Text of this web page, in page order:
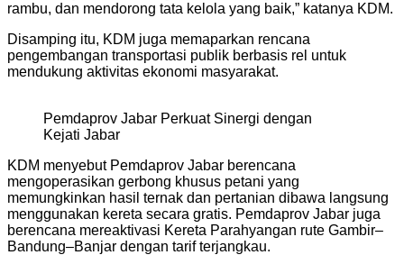
rambu, dan mendorong tata kelola yang baik,” katanya KDM.
Disamping itu, KDM juga memaparkan rencana
pengembangan transportasi publik berbasis rel untuk
mendukung aktivitas ekonomi masyarakat.
Pemdaprov Jabar Perkuat Sinergi dengan
Kejati Jabar
KDM menyebut Pemdaprov Jabar berencana
mengoperasikan gerbong khusus petani yang
memungkinkan hasil ternak dan pertanian dibawa langsung
menggunakan kereta secara gratis. Pemdaprov Jabar juga
berencana mereaktivasi Kereta Parahyangan rute Gambir–
Bandung–Banjar dengan tarif terjangkau.